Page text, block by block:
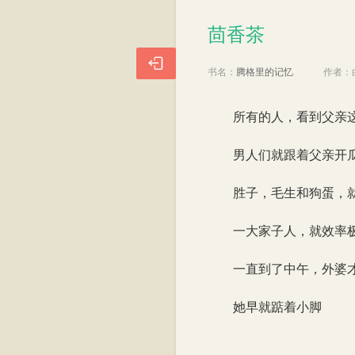
茴香茶
书名： 腾格里的记忆 作者：
所有的人，看到父亲
男人们就跟着父亲开
胜子，毛生和狗蛋，
一大家子人，就效率
一直到了中午，外婆
她早就踮着小脚
